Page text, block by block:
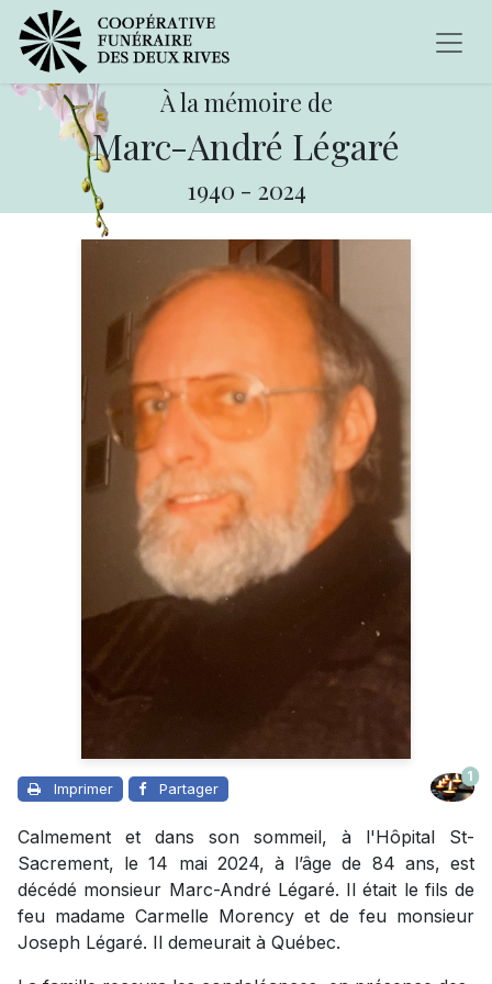
À la mémoire de
Marc-André Légaré
1940 - 2024
Imprimer Partager
1
Calmement et dans son sommeil, à l'Hôpital St-
Sacrement, le 14 mai 2024, à l’âge de 84 ans, est
décédé monsieur Marc-André Légaré. Il était le fils de
feu madame Carmelle Morency et de feu monsieur
Joseph Légaré. Il demeurait à Québec.